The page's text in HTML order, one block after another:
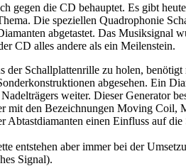
gegen die CD behauptet. Es gibt
Die speziellen Quadrophonie
abgetastet. Das Musiksignal
CD alles andere als ein Meilenstein.
Schallplattenrille zu holen,
abgesehen. Ein
weiter. Dieser Generator
mit den Bezeichnungen Moving
einen Einfluss auf
entstehen aber immer bei der
Signal).